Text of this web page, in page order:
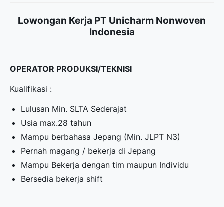
Lowongan Kerja PT Unicharm Nonwoven
Indonesia
OPERATOR PRODUKSI/TEKNISI
Kualifikasi :
Lulusan Min. SLTA Sederajat
Usia max.28 tahun
Mampu berbahasa Jepang (Min. JLPT N3)
Pernah magang / bekerja di Jepang
Mampu Bekerja dengan tim maupun Individu
Bersedia bekerja shift